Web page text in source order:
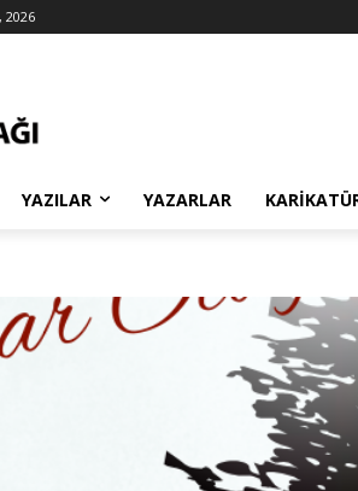
2026
YAZILAR YAZARLAR